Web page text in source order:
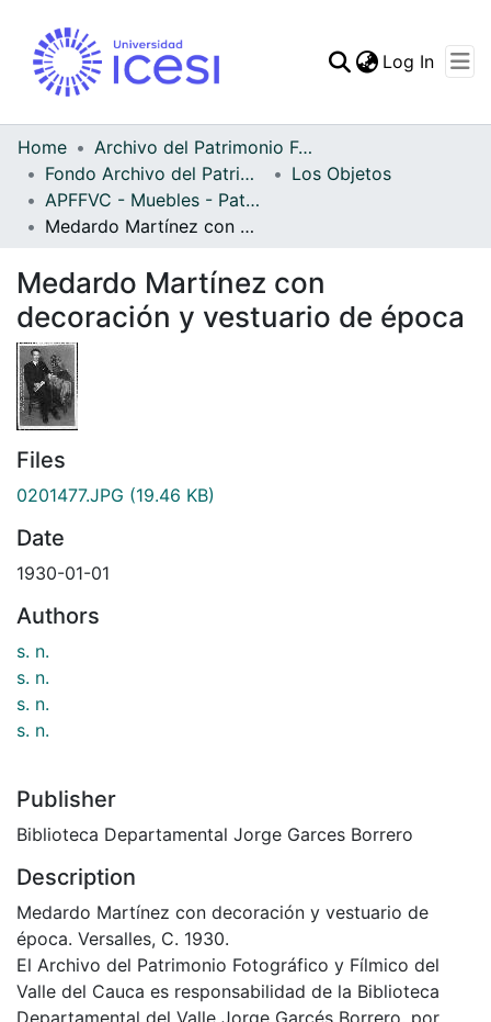
Statistics
Log In
Home
Archivo del Patrimonio Fotográfico y Fílmico del Valle del Cauca
Fondo Archivo del Patrimonio Fotográfico y Fílmico del Valle del Cauca
Los Objetos
APFFVC - Muebles - Patrimonial
Medardo Martínez con decoración y vestuario de época
Medardo Martínez con
decoración y vestuario de época
Files
0201477.JPG (19.46 KB)
Date
1930-01-01
Authors
s. n.
s. n.
s. n.
s. n.
Publisher
Biblioteca Departamental Jorge Garces Borrero
Description
Medardo Martínez con decoración y vestuario de
época. Versalles, C. 1930.
El Archivo del Patrimonio Fotográfico y Fílmico del
Valle del Cauca es responsabilidad de la Biblioteca
Departamental del Valle Jorge Garcés Borrero, por